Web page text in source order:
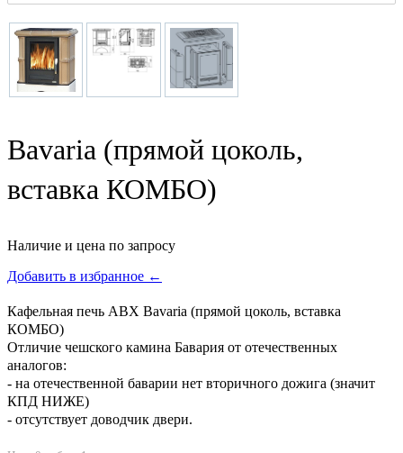
Bavaria (прямой цоколь,
вставка КОМБО)
Наличие и цена по запросу
Добавить в избранное ←
Кафельная печь ABX Bavaria (прямой цоколь, вставка
КОМБО)
Отличие чешского камина Бавария от отечественных
аналогов:
- на отечественной баварии нет вторичного дожига (значит
КПД НИЖЕ)
- отсутствует доводчик двери.